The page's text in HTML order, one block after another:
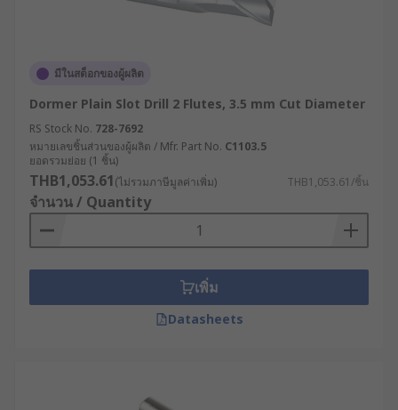
มีในสต็อกของผู้ผลิต
Dormer Plain Slot Drill 2 Flutes, 3.5 mm Cut Diameter
RS Stock No. 728-7692
หมายเลขชิ้นส่วนของผู้ผลิต / Mfr. Part No. C1103.5
ยอดรวมย่อย (1 ชิ้น)
THB1,053.61(ไม่รวมภาษีมูลค่าเพิ่ม) THB1,053.61/ชิ้น
จำนวน / Quantity
เพิ่ม
Datasheets